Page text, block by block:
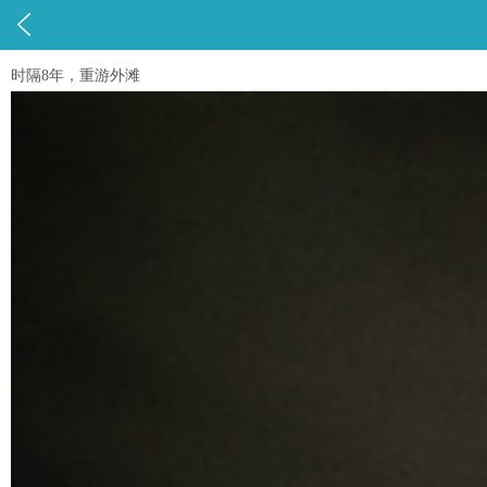

时隔8年，重游外滩